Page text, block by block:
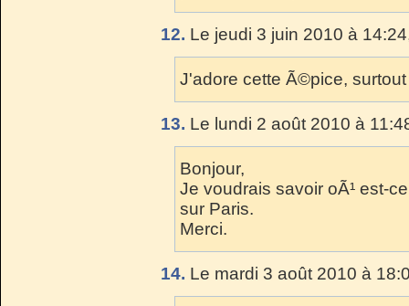
12. Le jeudi 3 juin 2010 à
J'adore cette Ã©pice,
13. Le lundi 2 août 2010 à
Bonjour,
Je voudrais savoir oÃ¹ est-
sur Paris.
Merci.
14. Le mardi 3 août 2010 à